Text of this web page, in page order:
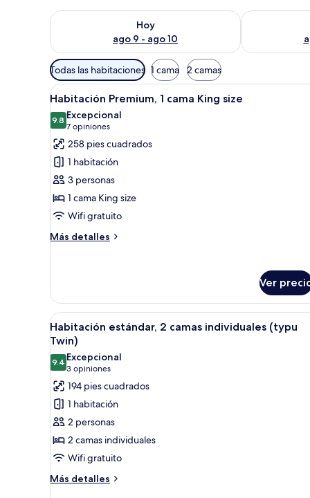
Hoy
ago 9 - ago 10
Consulta la disponibilidad para hoy ago 9 - ago 10
Consulta la
Filtros
disponibles
para
las
habitaciones
Todas las habitaciones 1 cama 2 camas
Abrir
todas
las
fotos
de
Habitación
Premium,
1
cama
King
Una cama con dosel, un
13
Habitación Premium, 1 cama King size
9.89.8 de 10
Excepcional
7 opiniones
(7
opiniones)
258 pies cuadrados
1 habitación
3 personas
1 cama King size
Wifi gratuito
Más detalles
Más
1
cama
King
size
Ver
Abrir
todas
las
fotos
de
Habitación
estándar,
2
camas
individuales
(typu
Habitación de hotel con dos
11
Habitación estándar, 2 camas individuales (typu
Twin)
9.49.4 de 10
Excepcional
3 opiniones
(3
opiniones)
194 pies cuadrados
1 habitación
2 personas
2 camas individuales
Wifi gratuito
Más detalles
Más